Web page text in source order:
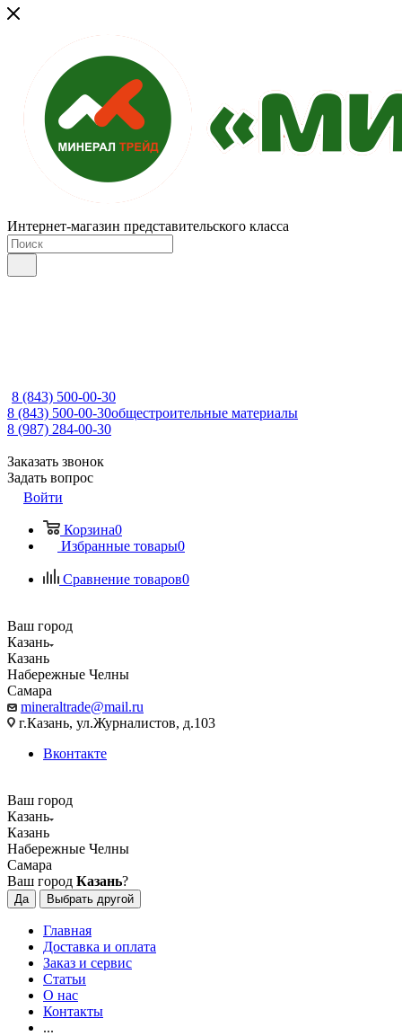
Интернет-магазин представительского класса
8 (843) 500-00-30
8 (843) 500-00-30общестроительные материалы
8 (987) 284-00-30
Заказать звонок
Задать вопрос
Войти
Корзина0
Избранные товары0
Сравнение товаров0
Ваш город
Казань
Казань
Набережные Челны
Самара
mineraltrade@mail.ru
г.Казань, ул.Журналистов, д.103
Вконтакте
Ваш город
Казань
Казань
Набережные Челны
Самара
Ваш город Казань?
Да Выбрать другой
Главная
Доставка и оплата
Заказ и сервис
Статьи
О нас
Контакты
...